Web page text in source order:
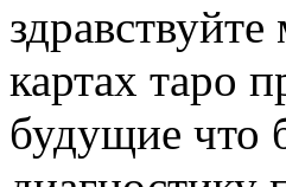
картах таро
будущие что